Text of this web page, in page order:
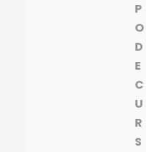
P
O
D
E
C
U
R
S